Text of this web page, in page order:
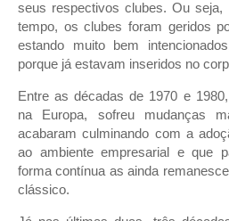
seus respectivos clubes. Ou
tempo, os clubes foram geridos
estando muito bem
porque já estavam inseridos no
Entre as décadas de 1970 e
na Europa, sofreu mudanças
acabaram culminando com a
ao ambiente empresarial e que
forma contínua as ainda
clássico.